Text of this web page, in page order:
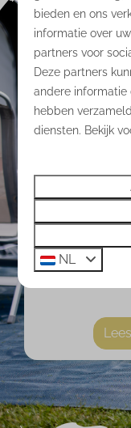
"Een heerlijk
hoofdletters
de omgeving
wel
- Mariska
bieden en ons
informatie over
partners voor
Deze partners
andere informatie
hebben
diensten. Bekijk
NL